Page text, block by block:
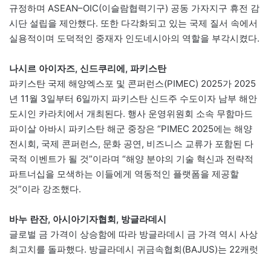
규정하며 ASEAN–OIC(이슬람협력기구) 공동 가자지구 휴전 감
시단 설립을 제안했다. 또한 다각화되고 있는 국제 질서 속에서
실용적이며 도덕적인 중재자 인도네시아의 역할을 부각시켰다.
나시르 아이자즈, 신드쿠리에, 파키스탄
파키스탄 국제 해양엑스포 및 콘퍼런스(PIMEC) 2025가 2025
년 11월 3일부터 6일까지 파키스탄 신드주 수도이자 남부 해안
도시인 카라치에서 개최된다. 행사 운영위원회 소속 무함마드
파이살 아바시 파키스탄 해군 중장은 “PIMEC 2025에는 해양
전시회, 국제 콘퍼런스, 문화 공연, 비즈니스 교류가 포함된 다
국적 이벤트가 될 것”이라며 “해양 분야의 기술 혁신과 전략적
파트너십을 모색하는 이들에게 역동적인 플랫폼을 제공할
것”이라 강조했다.
바누 란잔, 아시아기자협회, 방글라데시
글로벌 금 가격이 상승함에 따라 방글라데시 금 가격 역시 사상
최고치를 돌파했다. 방글라데시 귀금속협회(BAJUS)는 22캐럿